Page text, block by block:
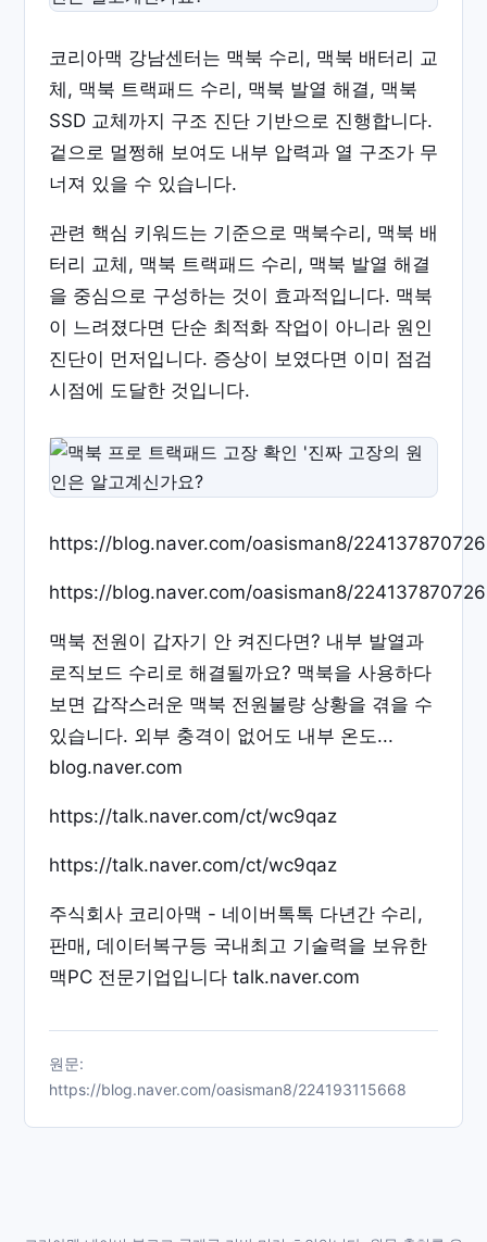
코리아맥 강남센터는 맥북 수리, 맥북 배터리 교
체, 맥북 트랙패드 수리, 맥북 발열 해결, 맥북
SSD 교체까지 구조 진단 기반으로 진행합니다.
겉으로 멀쩡해 보여도 내부 압력과 열 구조가 무
너져 있을 수 있습니다.
관련 핵심 키워드는 기준으로 맥북수리, 맥북 배
터리 교체, 맥북 트랙패드 수리, 맥북 발열 해결
을 중심으로 구성하는 것이 효과적입니다. 맥북
이 느려졌다면 단순 최적화 작업이 아니라 원인
진단이 먼저입니다. 증상이 보였다면 이미 점검
시점에 도달한 것입니다.
https://blog.naver.com/oasisman8/224137870726
https://blog.naver.com/oasisman8/224137870726
맥북 전원이 갑자기 안 켜진다면? 내부 발열과
로직보드 수리로 해결될까요? 맥북을 사용하다
보면 갑작스러운 맥북 전원불량 상황을 겪을 수
있습니다. 외부 충격이 없어도 내부 온도...
blog.naver.com
https://talk.naver.com/ct/wc9qaz
https://talk.naver.com/ct/wc9qaz
주식회사 코리아맥 - 네이버톡톡 다년간 수리,
판매, 데이터복구등 국내최고 기술력을 보유한
맥PC 전문기업입니다 talk.naver.com
원문:
https://blog.naver.com/oasisman8/224193115668